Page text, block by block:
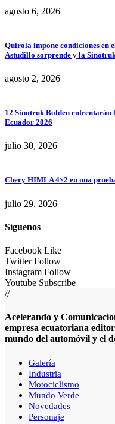
agosto 6, 2026
Quirola impone condiciones en
Astudillo sorprende y la
agosto 2, 2026
12 Sinotruk Bolden enfrentarán
Ecuador 2026
julio 30, 2026
Chery HIMLA 4×2 en una
julio 29, 2026
Síguenos
Facebook Like
Twitter Follow
Instagram Follow
Youtube Subscribe
//
Acelerando y
empresa ecuatoriana
mundo del automóvil y el
Galería
Industria
Motociclismo
Mundo Verde
Novedades
Personaje